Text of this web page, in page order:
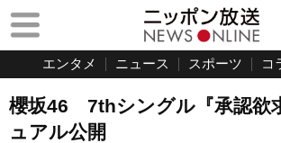
エンタメ ニュース スポーツ コ
櫻坂46 7thシングル『承認欲
ュアル公開